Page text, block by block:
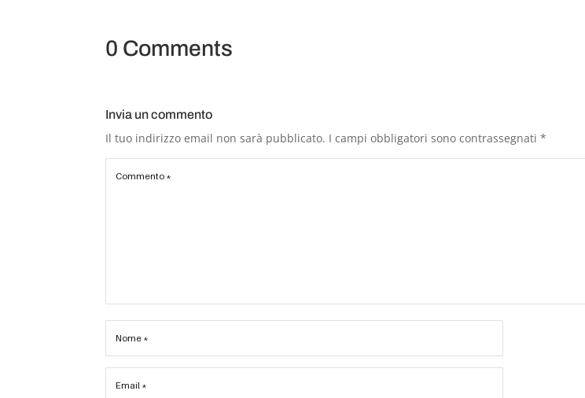
0 Comments
Invia un commento
Il tuo indirizzo email non sarà pubblicato. I campi obbligatori sono contrassegnati*